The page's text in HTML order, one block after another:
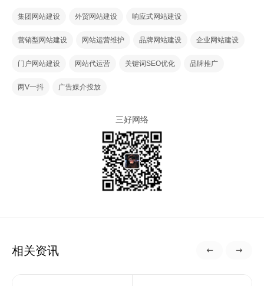
集团网站建设 外贸网站建设 响应式网站建设
营销型网站建设 网站运营维护 品牌网站建设 企业网站建设
门户网站建设 网站代运营 关键词SEO优化 品牌推广
两V一抖 广告媒介投放
三好网络
相关资讯